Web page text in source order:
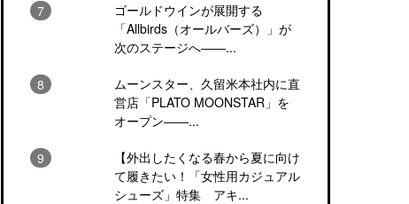
ゴールドウインが展開する
「Allbirds（オールバーズ）」が
次のステージへ――...
ムーンスター、久留米本社内に直
営店「PLATO MOONSTAR」を
オープン――...
【外出したくなる春から夏に向け
て履きたい！「女性用カジュアル
シューズ」特集 アキ...